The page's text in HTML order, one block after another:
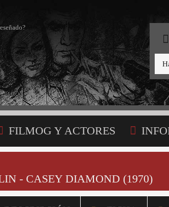
FILMOG Y ACTORES
- CASEY DIAMOND (1970)